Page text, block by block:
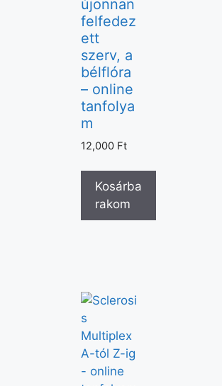
újonnan
felfedez
ett
szerv, a
bélflóra
– online
tanfolya
m
12,000 Ft
Kosárba
rakom